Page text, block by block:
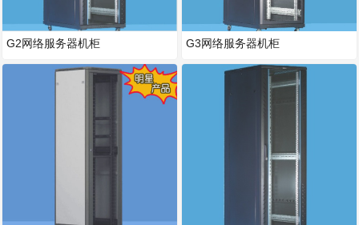
G2网络服务器机柜 G3网络服务器机柜